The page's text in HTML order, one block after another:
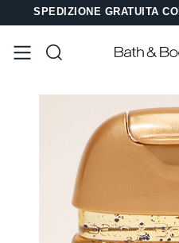
SPEDIZIONE GRATUITA